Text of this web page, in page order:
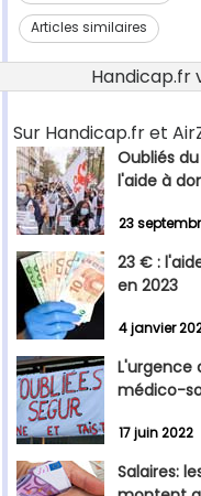
Articles similaires
Handicap.fr
Sur Handicap.fr et
Oubliés
l'aide à
23
23 € :
en 2023
4 janvier
L'urgence
médico-
17 juin 2022
Salaires: